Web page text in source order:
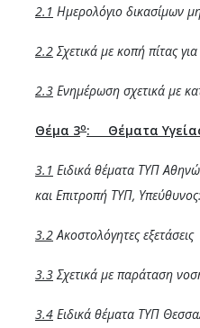
2.1 Ημερολόγιο δικασίμων
2.2Σχετικά με κοπή πίτας
2.3 Ενημέρωση σχετικά με
Θέμα 3ο: Θέματα
3.1 Ειδικά θέματα ΤΥΠ
και Επιτροπή ΤΥΠ,
3.2Ακοστολόγητες εξετάσεις
3.3Σχετικά με παράταση
3.4 Ειδικά θέματα ΤΥΠ